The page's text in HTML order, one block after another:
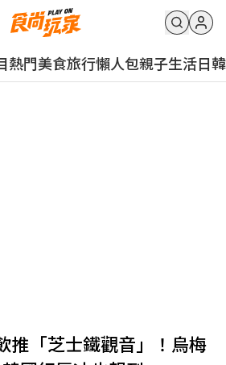
熱門美食旅行懶人包親子生活日韓
推「芝士鐵觀音」！烏梅